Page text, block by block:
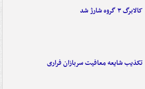
کالابرگ ۳ گروه شارژ شد
تکذیب شایعه معافیت سربازان فراری